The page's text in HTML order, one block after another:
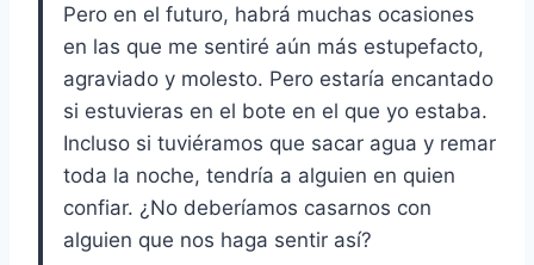
Pero en el futuro, habrá muchas ocasiones
en las que me sentiré aún más estupefacto,
agraviado y molesto. Pero estaría encantado
si estuvieras en el bote en el que yo estaba.
Incluso si tuviéramos que sacar agua y remar
toda la noche, tendría a alguien en quien
confiar. ¿No deberíamos casarnos con
alguien que nos haga sentir así?